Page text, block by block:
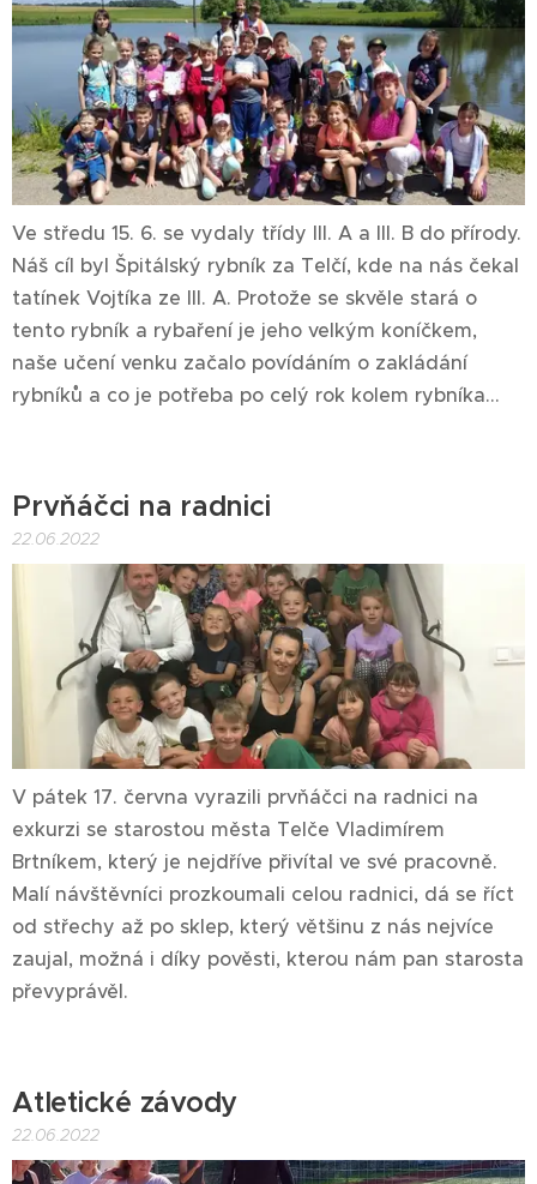
Ve středu 15. 6. se vydaly třídy III. A a III. B do přírody.
Náš cíl byl Špitálský rybník za Telčí, kde na nás čekal
tatínek Vojtíka ze III. A. Protože se skvěle stará o
tento rybník a rybaření je jeho velkým koníčkem,
naše učení venku začalo povídáním o zakládání
rybníků a co je potřeba po celý rok kolem rybníka...
Prvňáčci na radnici
22.06.2022
V pátek 17. června vyrazili prvňáčci na radnici na
exkurzi se starostou města Telče Vladimírem
Brtníkem, který je nejdříve přivítal ve své pracovně.
Malí návštěvníci prozkoumali celou radnici, dá se říct
od střechy až po sklep, který většinu z nás nejvíce
zaujal, možná i díky pověsti, kterou nám pan starosta
převyprávěl.
Atletické závody
22.06.2022